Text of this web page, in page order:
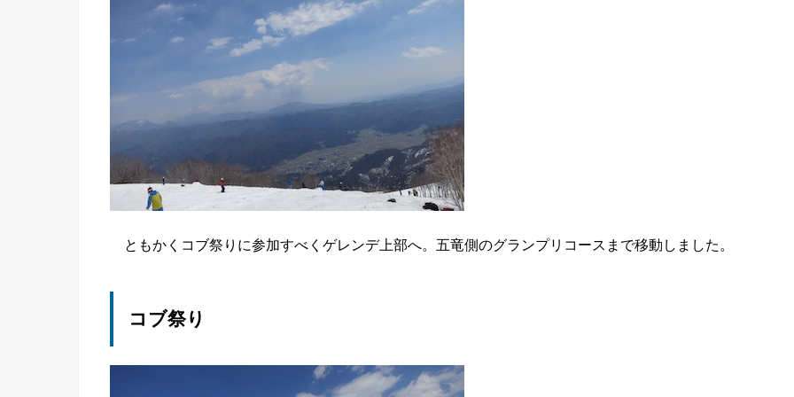
ともかくコブ祭りに参加すべくゲレンデ上部へ。五竜側のグランプリコースまで移動しました。
コブ祭り